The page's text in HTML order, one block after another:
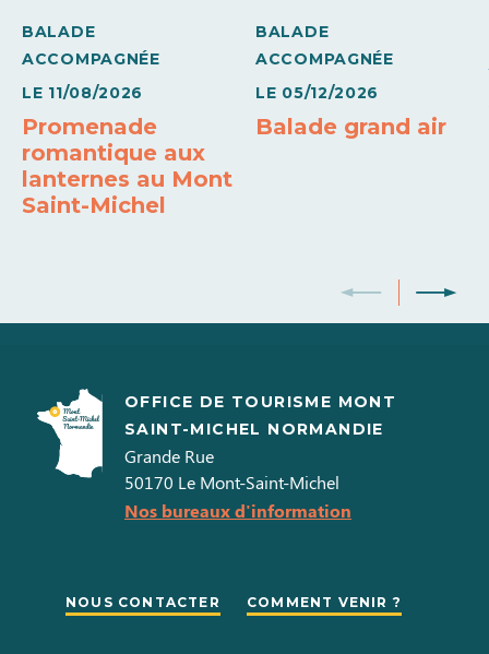
Barbecue Sèche linge privatif Lave linge privatif
Four micro-ondes
BALADE
ACCOMPAGNÉE
LE 11/08/2026
Promenade
romantique aux
lanternes au Mont
Saint-Michel
BALADE
ACCOMPAGNÉE
LE 05/12/2026
Balade grand air
OFFICE DE TOURISME MONT
SAINT-MICHEL NORMANDIE
Grande Rue
50170 Le Mont-Saint-Michel
Nos bureaux d'information
NOUS CONTACTER COMMENT VENIR ?